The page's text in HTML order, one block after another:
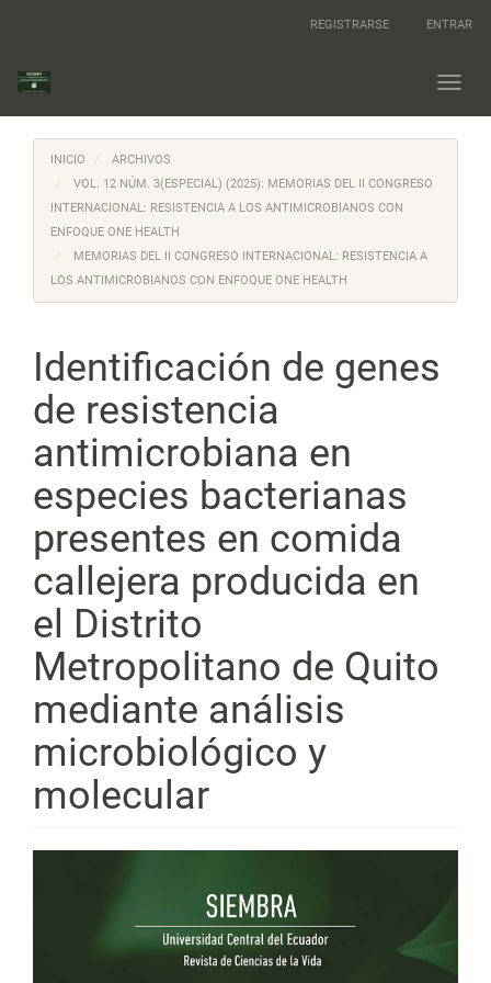
principal
Barra
lateral
REGISTRARSE ENTRAR
INICIO
ARCHIVOS
VOL. 12 NÚM. 3(ESPECIAL) (2025): MEMORIAS DEL II CONGRESO
INTERNACIONAL: RESISTENCIA A LOS ANTIMICROBIANOS CON
ENFOQUE ONE HEALTH
MEMORIAS DEL II CONGRESO INTERNACIONAL: RESISTENCIA A
LOS ANTIMICROBIANOS CON ENFOQUE ONE HEALTH
Identificación de genes
de resistencia
antimicrobiana en
especies bacterianas
presentes en comida
callejera producida en
el Distrito
Metropolitano de Quito
mediante análisis
microbiológico y
molecular